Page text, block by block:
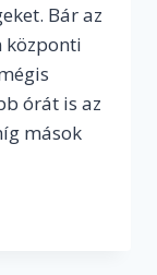
Bár az
központi
órát is az
mások